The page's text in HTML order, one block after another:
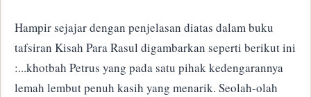
Hampir sejajar dengan penjelasan diatas dalam buku
tafsiran Kisah Para Rasul digambarkan seperti berikut ini
:...khotbah Petrus yang pada satu pihak kedengarannya
lemah lembut penuh kasih yang menarik. Seolah-olah